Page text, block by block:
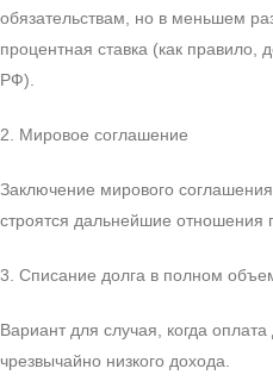
обязательствам, но в меньшем
процентная ставка (как правило,
РФ).
2. Мировое соглашение
Заключение мирового
строятся дальнейшие отношения
3. Списание долга в полном
Вариант для случая, когда
чрезвычайно низкого дохода.